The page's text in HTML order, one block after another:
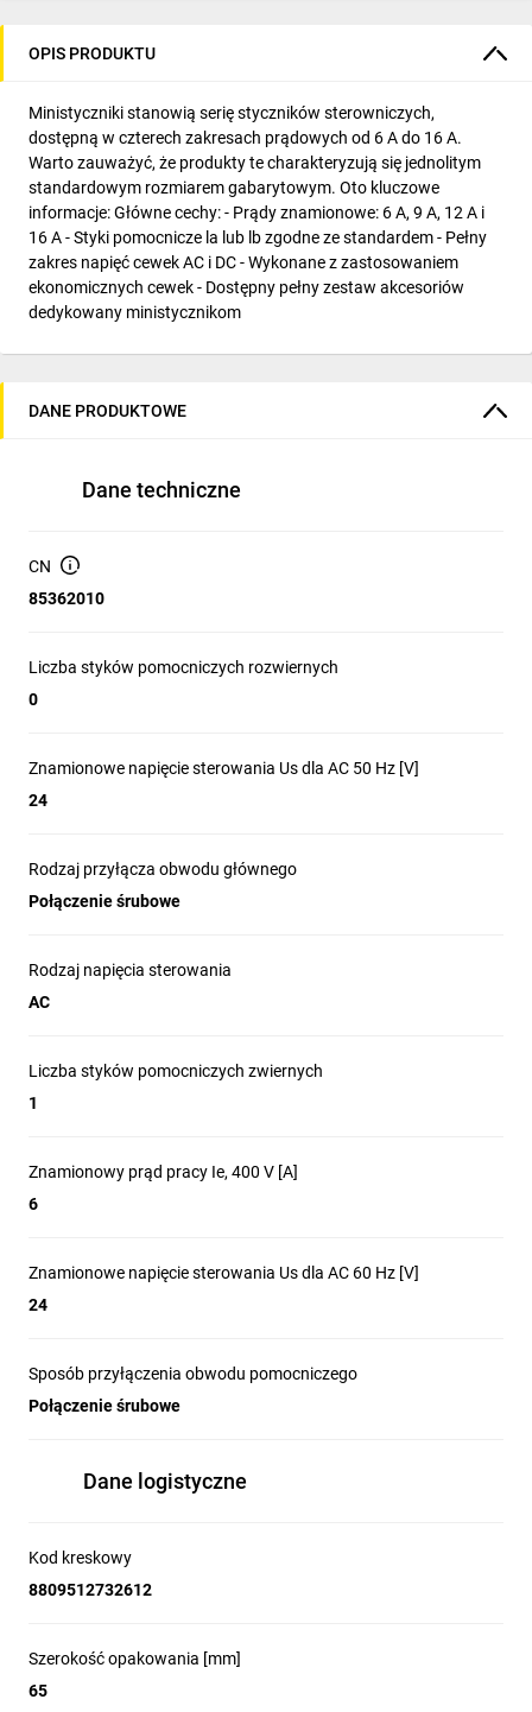
OPIS PRODUKTU
Ministyczniki stanowią serię styczników sterowniczych,
dostępną w czterech zakresach prądowych od 6 A do 16 A.
Warto zauważyć, że produkty te charakteryzują się jednolitym
standardowym rozmiarem gabarytowym. Oto kluczowe
informacje: Główne cechy: - Prądy znamionowe: 6 A, 9 A, 12 A i
16 A - Styki pomocnicze la lub lb zgodne ze standardem - Pełny
zakres napięć cewek AC i DC - Wykonane z zastosowaniem
ekonomicznych cewek - Dostępny pełny zestaw akcesoriów
dedykowany ministycznikom
DANE PRODUKTOWE
Dane techniczne
CN
85362010
Liczba styków pomocniczych rozwiernych
0
Znamionowe napięcie sterowania Us dla AC 50 Hz [V]
24
Rodzaj przyłącza obwodu głównego
Połączenie śrubowe
Rodzaj napięcia sterowania
AC
Liczba styków pomocniczych zwiernych
1
Znamionowy prąd pracy Ie, 400 V [A]
6
Znamionowe napięcie sterowania Us dla AC 60 Hz [V]
24
Sposób przyłączenia obwodu pomocniczego
Połączenie śrubowe
Dane logistyczne
Kod kreskowy
8809512732612
Szerokość opakowania [mm]
65